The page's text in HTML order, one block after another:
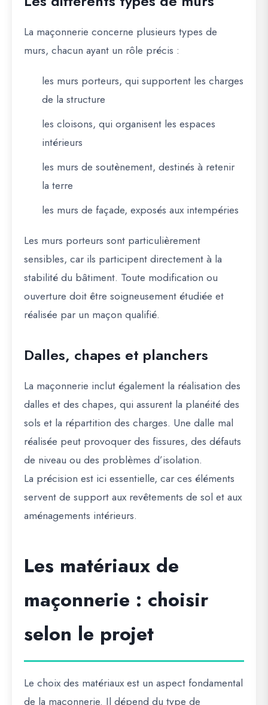
La maçonnerie concerne plusieurs types de
murs, chacun ayant un rôle précis :
les murs porteurs, qui supportent les charges
de la structure
les cloisons, qui organisent les espaces
intérieurs
les murs de soutènement, destinés à retenir
la terre
les murs de façade, exposés aux intempéries
Les murs porteurs sont particulièrement
sensibles, car ils participent directement à la
stabilité du bâtiment. Toute modification ou
ouverture doit être soigneusement étudiée et
réalisée par un maçon qualifié.
Dalles, chapes et planchers
La maçonnerie inclut également la réalisation des
dalles et des chapes, qui assurent la planéité des
sols et la répartition des charges. Une dalle mal
réalisée peut provoquer des fissures, des défauts
de niveau ou des problèmes d’isolation.
La précision est ici essentielle, car ces éléments
servent de support aux revêtements de sol et aux
aménagements intérieurs.
Les matériaux de
maçonnerie : choisir
selon le projet
Le choix des matériaux est un aspect fondamental
de la maçonnerie. Il dépend du type de